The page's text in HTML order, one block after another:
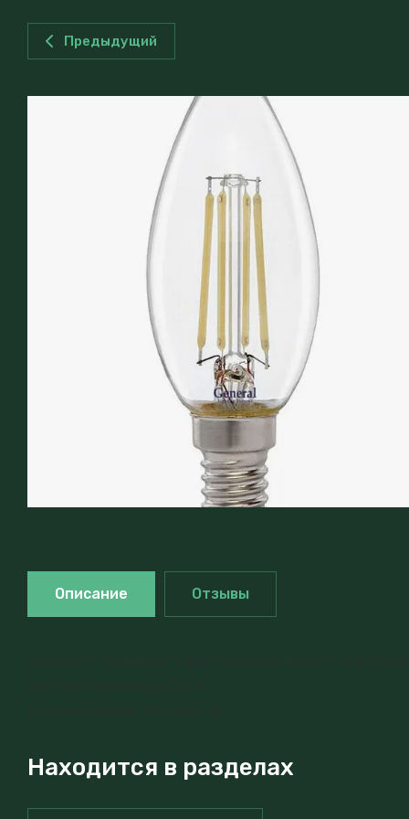
Предыдущий
Описание Отзывы
Находится в разделах